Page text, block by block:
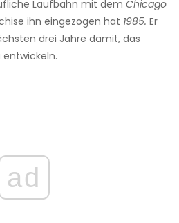
Laufbahn mit dem Chicago
ihn eingezogen hat 1985. Er
drei Jahre damit, das
ad